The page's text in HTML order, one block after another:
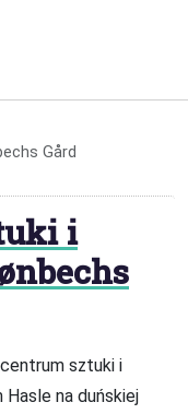
Gård
i
sztuki i
Hasle na duńskiej